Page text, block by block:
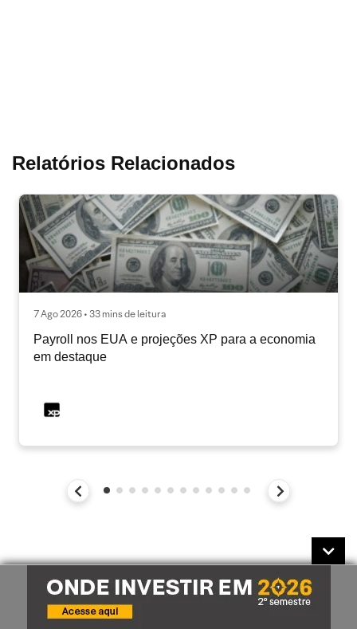
Relatórios Relacionados
7 Ago 2026 • 33 mins de leitura
Payroll nos EUA e projeções XP para a economia
em destaque
Disclaimer: